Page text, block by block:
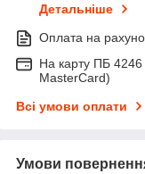
Детальніше
Оплата на
На карту ПБ
MasterCard)
Всі умови оплати
Умови